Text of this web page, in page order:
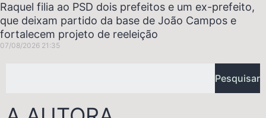
Raquel filia ao PSD dois prefeitos e um ex-prefeito,
que deixam partido da base de João Campos e
fortalecem projeto de reeleição
07/08/2026 21:35
Pesquisar